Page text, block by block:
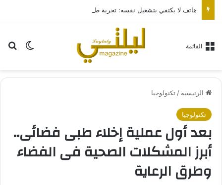
الوضع القائمة
الرئيسية /تكنولوجيا
تكنولوجيا
بعد أول عملية إخلاء طبى فضائى..
أبرز المشكلات الصحية فى الفضاء
وطرق الرعاية